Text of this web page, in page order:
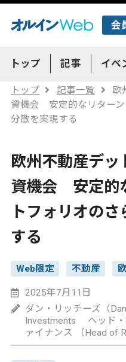
会
トップ 記事 イベ
トップ 記事一覧
欧
資機会 安定的なリターン
分散を実現する
欧州不動産デ
資機会 安定的
トフォリオの
する
Web限定 不動産
2025年7月11日
ダン・リッチーズ（
Investments ヘッド・
ァイナンス （Head of